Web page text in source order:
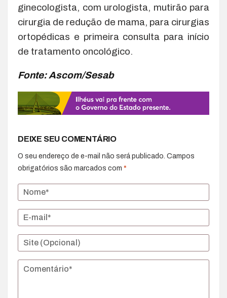
ginecologista, com urologista, mutirão para
cirurgia de redução de mama, para cirurgias
ortopédicas e primeira consulta para início
de tratamento oncológico.
Fonte: Ascom/Sesab
DEIXE SEU COMENTÁRIO
O seu endereço de e-mail não será publicado. Campos
obrigatórios são marcados com *